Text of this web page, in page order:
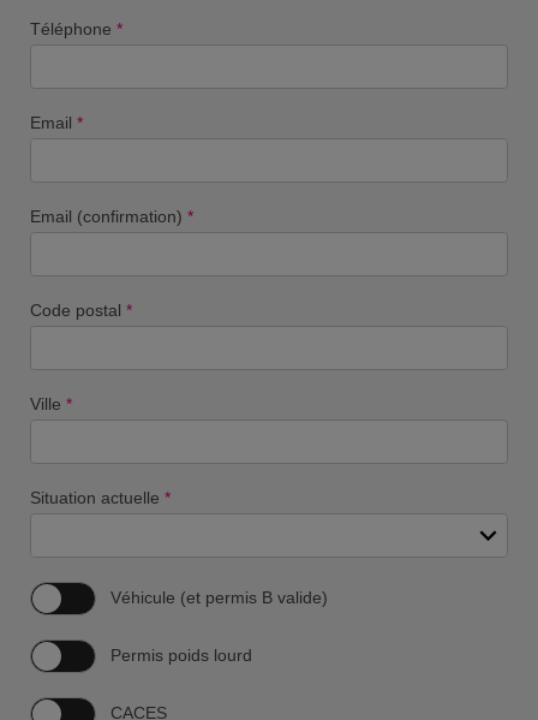
Téléphone *
Email *
Email (confirmation) *
Code postal *
Ville *
Situation actuelle *
Véhicule (et permis B valide)
Permis poids lourd
CACES